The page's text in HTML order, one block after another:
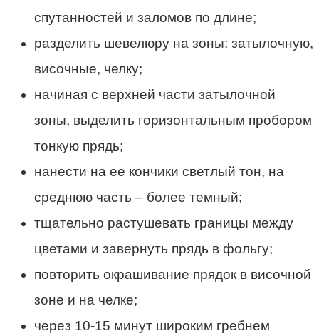
спутанностей и заломов по длине;
разделить шевелюру на зоны: затылочную,
височные, челку;
начиная с верхней части затылочной
зоны, выделить горизонтальным пробором
тонкую прядь;
нанести на ее кончики светлый тон, на
среднюю часть – более темный;
тщательно растушевать границы между
цветами и завернуть прядь в фольгу;
повторить окрашивание прядок в височной
зоне и на челке;
через 10-15 минут широким гребнем